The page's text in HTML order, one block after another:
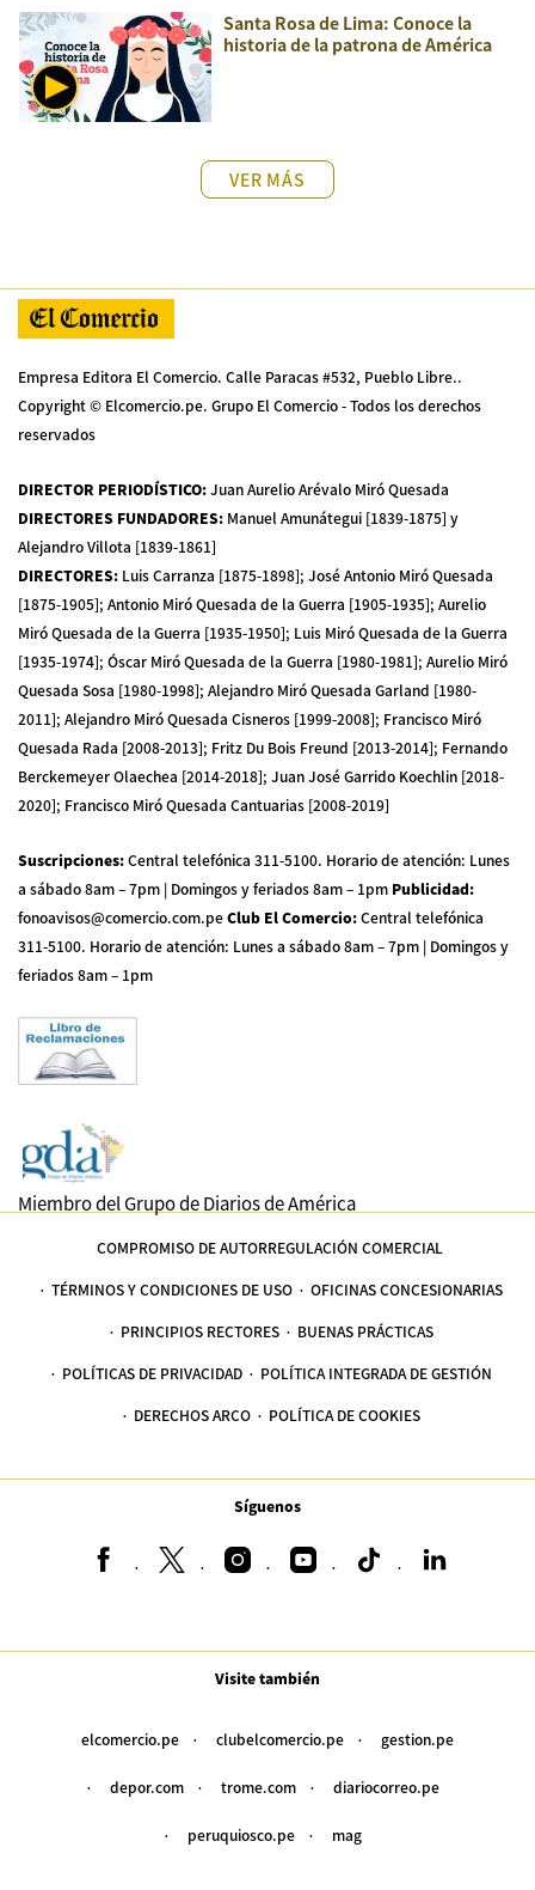
Santa Rosa de Lima: Conoce la
historia de la patrona de América
VER MÁS
Empresa Editora El Comercio. Calle Paracas #532, Pueblo Libre..
Copyright © Elcomercio.pe. Grupo El Comercio - Todos los derechos
reservados
DIRECTOR PERIODÍSTICO:Juan Aurelio Arévalo Miró Quesada
DIRECTORES FUNDADORES: Manuel Amunátegui [1839-1875] y
Alejandro Villota [1839-1861]
DIRECTORES: Luis Carranza [1875-1898]; José Antonio Miró Quesada
[1875-1905]; Antonio Miró Quesada de la Guerra [1905-1935]; Aurelio
Miró Quesada de la Guerra [1935-1950]; Luis Miró Quesada de la Guerra
[1935-1974]; Óscar Miró Quesada de la Guerra [1980-1981]; Aurelio Miró
Quesada Sosa [1980-1998]; Alejandro Miró Quesada Garland [1980-
2011]; Alejandro Miró Quesada Cisneros [1999-2008]; Francisco Miró
Quesada Rada [2008-2013]; Fritz Du Bois Freund [2013-2014]; Fernando
Berckemeyer Olaechea [2014-2018]; Juan José Garrido Koechlin [2018-
2020]; Francisco Miró Quesada Cantuarias [2008-2019]
Suscripciones:Central telefónica 311-5100. Horario de atención: Lunes
a sábado 8am – 7pm | Domingos y feriados 8am – 1pm Publicidad:
fonoavisos@comercio.com.peClub El Comercio:Central telefónica
311-5100. Horario de atención: Lunes a sábado 8am – 7pm | Domingos y
feriados 8am – 1pm
Miembro del Grupo de Diarios de América
COMPROMISO DE AUTORREGULACIÓN COMERCIAL
TÉRMINOS Y CONDICIONES DE USO OFICINAS CONCESIONARIAS
PRINCIPIOS RECTORES BUENAS PRÁCTICAS
POLÍTICAS DE PRIVACIDAD POLÍTICA INTEGRADA DE GESTIÓN
DERECHOS ARCO POLÍTICA DE COOKIES
Síguenos
Visite también
elcomercio.pe clubelcomercio.pe gestion.pe
depor.com trome.com diariocorreo.pe
peruquiosco.pe mag